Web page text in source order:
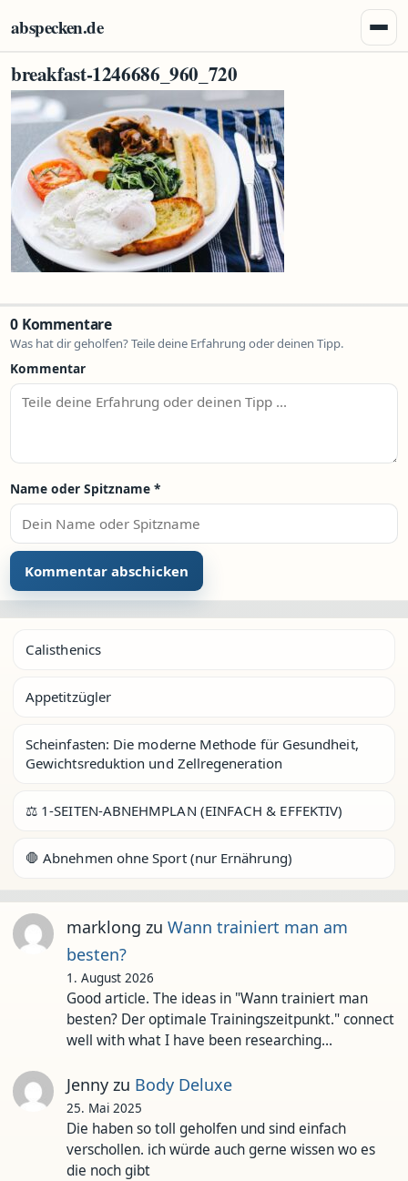
abspecken.de
breakfast-1246686_960_720
0 Kommentare
Was hat dir geholfen? Teile deine Erfahrung oder deinen Tipp.
Kommentar
Name oder Spitzname *
Calisthenics
Appetitzügler
Scheinfasten: Die moderne Methode für Gesundheit,
Gewichtsreduktion und Zellregeneration
⚖️ 1-SEITEN-ABNEHMPLAN (EINFACH & EFFEKTIV)
🛑 Abnehmen ohne Sport (nur Ernährung)
marklong zu Wann trainiert man am
besten?
1. August 2026
Good article. The ideas in "Wann trainiert man
besten? Der optimale Trainingszeitpunkt." connect
well with what I have been researching…
Jennyzu Body Deluxe
25. Mai 2025
Die haben so toll geholfen und sind einfach
verschollen. ich würde auch gerne wissen wo es
die noch gibt